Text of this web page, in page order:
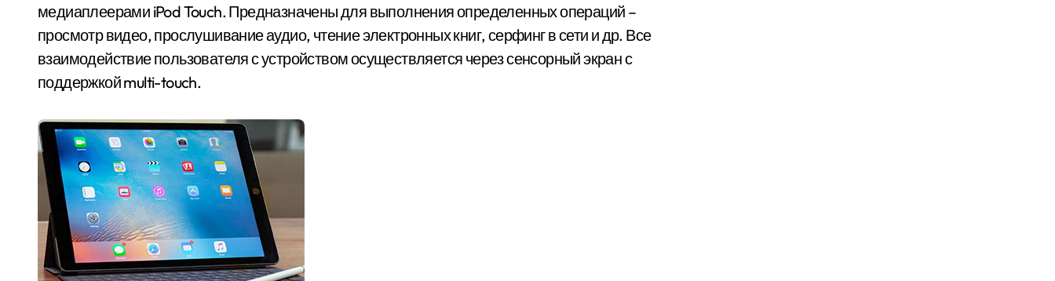
медиаплеерами iPod Touch. Предназначены для выполнения определенных операций –
просмотр видео, прослушивание аудио, чтение электронных книг, серфинг в сети и др. Все
взаимодействие пользователя с устройством осуществляется через сенсорный экран с
поддержкой multi-touch.